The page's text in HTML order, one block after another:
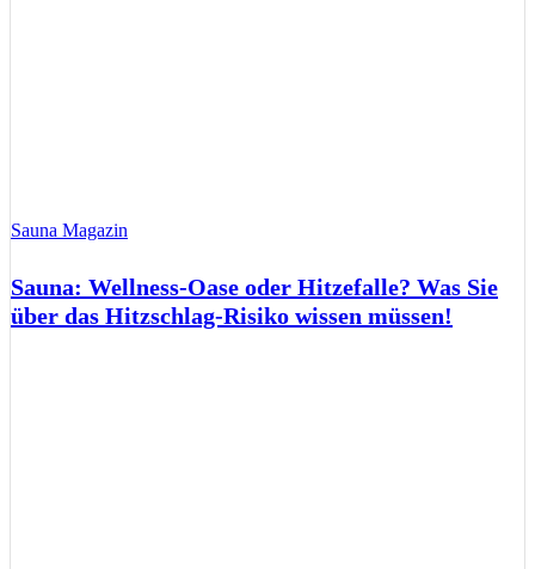
Sauna Magazin
Sauna: Wellness-Oase oder Hitzefalle? Was Sie
über das Hitzschlag-Risiko wissen müssen!